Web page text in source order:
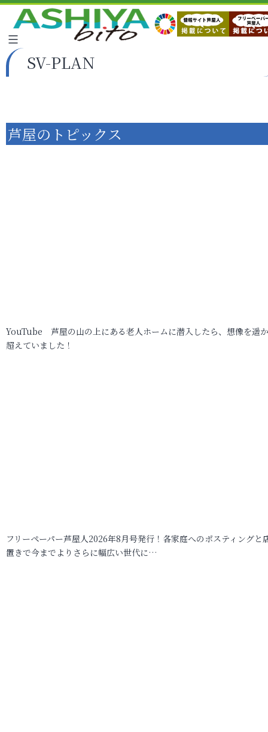
SV-PLAN
芦屋のトピックス
YouTube 芦屋の山の上にある老人ホームに潜入したら、想像を遥
超えていました！
フリーペーパー芦屋人2026年8月号発行！各家庭へのポスティングと
置きで今までよりさらに幅広い世代に…